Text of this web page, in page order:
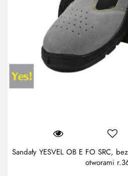
Sandały YESVEL OB E FO SRC,
otworami